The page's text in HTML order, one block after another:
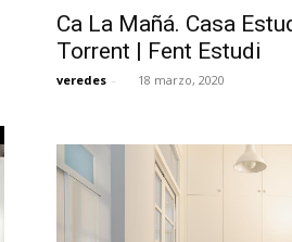
Ca La Mañá. Casa
Torrent | Fent Estudi
veredes - 18 marzo, 2020